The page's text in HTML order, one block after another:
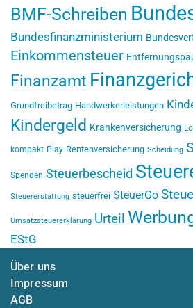
BMF-Schreiben
Bundesfinanzministerium
Einkommensteuer
Finanzamt
Grundfreibetrag Handwerkerleistungen
Kindergeld Krankenversicherung
kompakt Play Rentenversicherung Scheidung
Spenden Steuerbescheid
Steuererstattung steuerfrei SteuerGo
Umsatzsteuererklärung Urteil
EStG
Über uns
Impressum
AGB